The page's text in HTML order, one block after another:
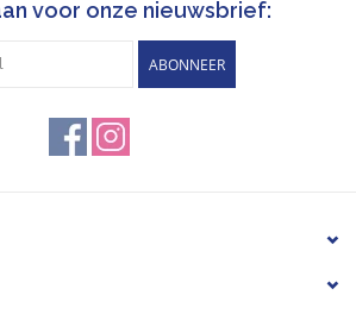
voor onze nieuwsbrief:
ABONNEER